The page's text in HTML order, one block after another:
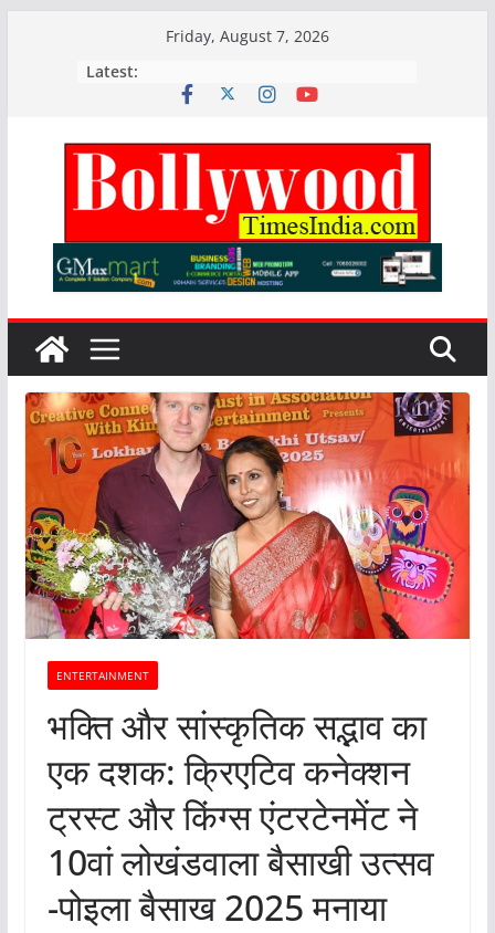
Friday, August 7, 2026
Latest:
ENTERTAINMENT
भक्ति और सांस्कृतिक सद्भाव का
एक दशक: क्रिएटिव कनेक्शन
ट्रस्ट और किंग्स एंटरटेनमेंट ने
10वां लोखंडवाला बैसाखी उत्सव
-पोइला बैसाख 2025 मनाया